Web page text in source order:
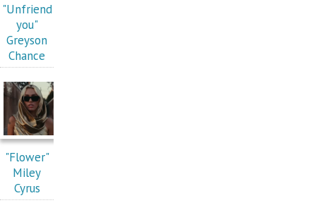
"Unfriend
you"
Greyson
Chance
"Flower"
Miley
Cyrus